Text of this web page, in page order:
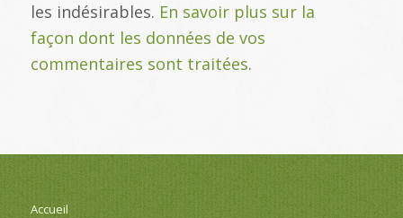
les indésirables. En savoir plus sur la
façon dont les données de vos
commentaires sont traitées.
Accueil